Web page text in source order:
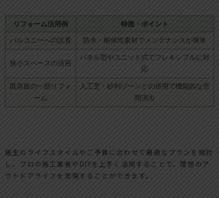
リフォーム活用例 特徴・ポイント
バルコニーへの設置 防水・耐候性素材でメンテナンスが簡単
狭小スペースの活用
パネル型やユニット式でフレキシブルに対
応
既存庭の一部リフォ
ーム
人工芝・砂利ゾーンとの併用で機能的な空
間演出
施主のライフスタイルやご予算に合わせて最適なプランを検討
し、プロの施工業者やDIYを上手く活用することで、理想のア
ウトドアライフを実現することができます。